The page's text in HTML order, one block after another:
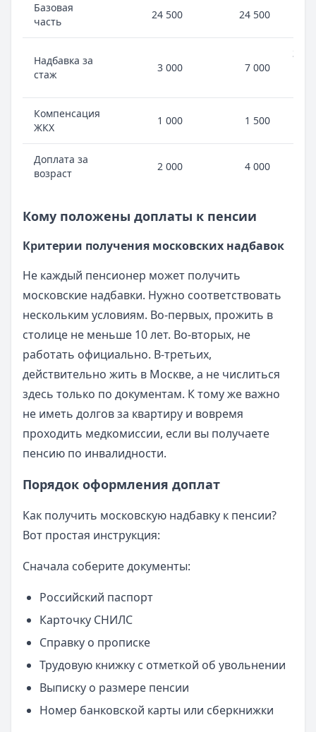
Базовая
часть
24 500 24 500
Надбавка за
стаж
3 000 7 000
Компенсация
ЖКХ
1 000 1 500
Доплата за
возраст
2 000 4 000
Кому положены доплаты к пенсии
Критерии получения московских надбавок
Не каждый пенсионер может получить
московские надбавки. Нужно соответствовать
нескольким условиям. Во-первых, прожить в
столице не меньше 10 лет. Во-вторых, не
работать официально. В-третьих,
действительно жить в Москве, а не числиться
здесь только по документам. К тому же важно
не иметь долгов за квартиру и вовремя
проходить медкомиссии, если вы получаете
пенсию по инвалидности.
Порядок оформления доплат
Как получить московскую надбавку к пенсии?
Вот простая инструкция:
Сначала соберите документы:
Российский паспорт
Карточку СНИЛС
Справку о прописке
Трудовую книжку с отметкой об увольнении
Выписку о размере пенсии
Номер банковской карты или сберкнижки